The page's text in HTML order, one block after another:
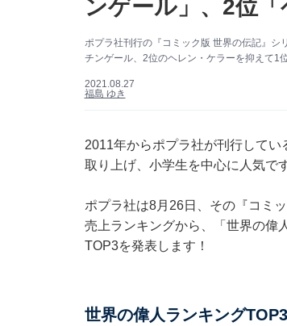
ンゲール」、2位
ポプラ社刊行の『コミック版 世界の伝記』
チンゲール、2位のヘレン・ケラーを抑えて1
2021.08.27
福島 ゆき
2011年からポプラ社が刊行して
取り上げ、小学生を中心に人気です
ポプラ社は8月26日、その『コミ
売上ランキングから、「世界の偉
TOP3を発表します！
世界の偉人ランキング